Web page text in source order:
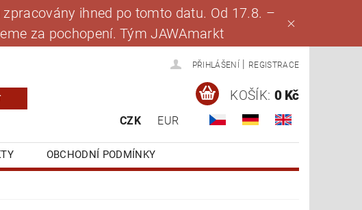
ihned po tomto datu. Od 17.8. –
za pochopení. Tým JAWAmarkt
PŘIHLÁŠENÍ REGISTRACE
CZK EUR
KOŠÍK: 0 Kč
OBCHODNÍ PODMÍNKY